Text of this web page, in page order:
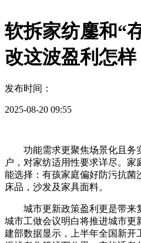
软拆家纺鏖和“
改这波盈利怎样
发布时间：
2025-08-20 09:55
功能需求更聚焦场景化且务
户，对家纺适用性要求详尽。
能选择：有孩家庭偏好防污抗菌
床品，沙发及家具面料。
城市更新政策盈利更是带来
城市工做会议明白将推进城市更
建部数据显示，上半年全国新开